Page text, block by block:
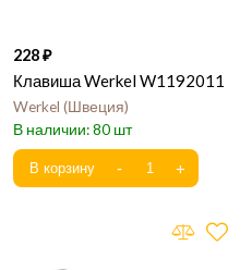
228
Клавиша Werkel W1192011
Werkel Швеция
80